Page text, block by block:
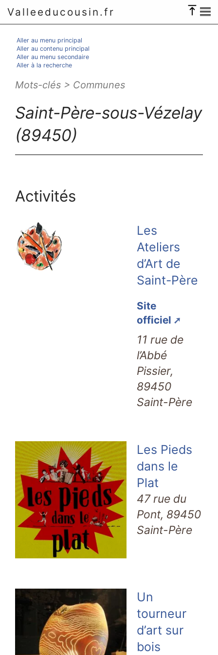
Valleeducousin.fr
Aller au menu principal
Aller au contenu principal
Aller au menu secondaire
Aller à la recherche
Mots-clés > Communes
Saint-Père-sous-Vézelay
(89450)
Activités
Les
Ateliers
d’Art de
Saint-Père
Site
officiel
11 rue de
l’Abbé
Pissier,
89450
Saint-Père
Les Pieds
dans le
Plat
47 rue du
Pont, 89450
Saint-Père
Un
tourneur
d’art sur
bois